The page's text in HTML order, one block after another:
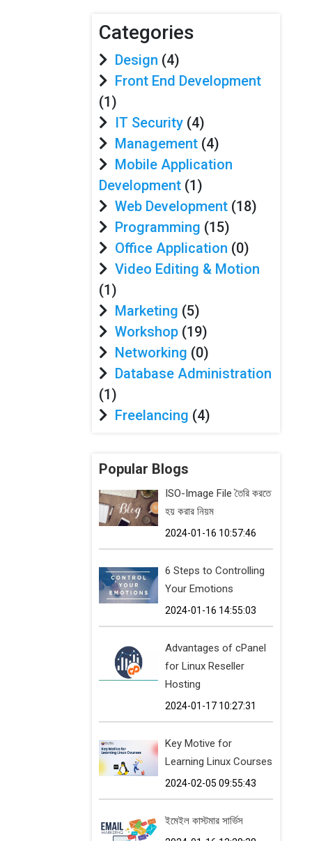
Categories
Design (4)
Front End Development
(1)
IT Security (4)
Management (4)
Mobile Application
Development (1)
Web Development (18)
Programming (15)
Office Application (0)
Video Editing & Motion
(1)
Marketing (5)
Workshop (19)
Networking (0)
Database Administration
(1)
Freelancing (4)
Popular Blogs
ISO-Image File তৈরি করতে
হয় করার নিয়ম
2024-01-16 10:57:46
6 Steps to Controlling
Your Emotions
2024-01-16 14:55:03
Advantages of cPanel
for Linux Reseller
Hosting
2024-01-17 10:27:31
Key Motive for
Learning Linux Courses
2024-02-05 09:55:43
ইমেইল কাস্টমার সার্ভিস